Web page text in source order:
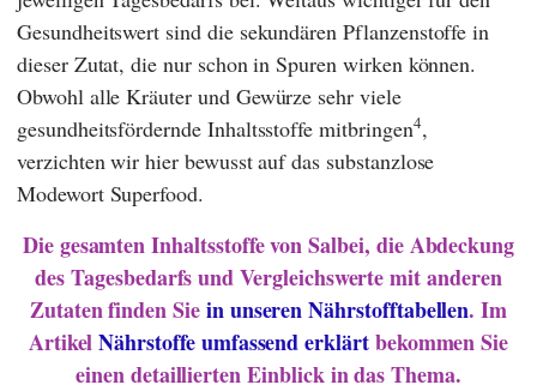
Gesundheitswert sind die sekundären Pflanzenstoffe in
dieser Zutat, die nur schon in Spuren wirken können.
Obwohl alle Kräuter und Gewürze sehr viele
gesundheitsfördernde Inhaltsstoffe mitbringen4,
verzichten wir hier bewusst auf das substanzlose
Modewort Superfood.
Die gesamten Inhaltsstoffe von Salbei, die Abdeckung
des Tagesbedarfs und Vergleichswerte mit anderen
Zutaten finden Siein unseren Nährstofftabellen. Im
ArtikelNährstoffe umfassend erklärtbekommen Sie
einen detaillierten Einblick in das Thema.